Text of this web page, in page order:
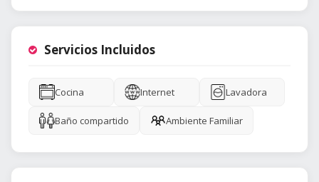
Servicios Incluidos
Cocina Internet Lavadora
Baño compartido Ambiente Familiar